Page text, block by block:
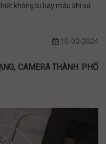
không bị bay màu khi sử
10-03-2024
CAMERA·THÀNH PHỐ